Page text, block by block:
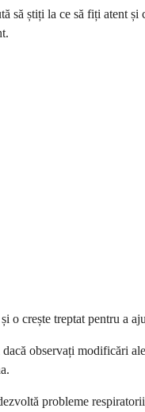
să știți la ce să fiți atent
o crește treptat pentru a
observați modificări
probleme